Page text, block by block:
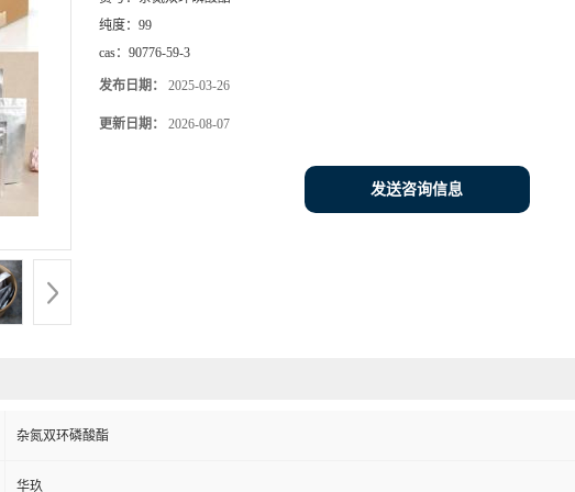
纯度： 99
cas： 90776-59-3
发布日期： 2025-03-26
更新日期： 2026-08-07
发送咨询信息
杂氮双环磷酸酯
华玖